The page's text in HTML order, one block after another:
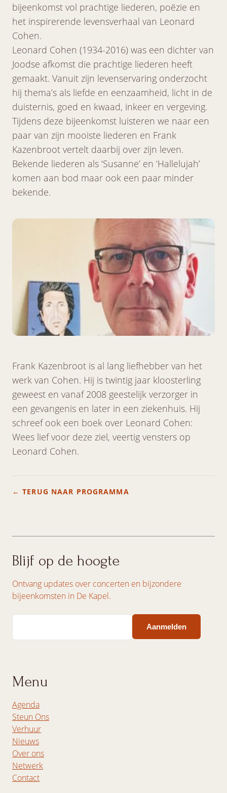
bijeenkomst vol prachtige liederen, poëzie en
het inspirerende levensverhaal van Leonard
Cohen.
Leonard Cohen (1934-2016) was een dichter van
Joodse afkomst die prachtige liederen heeft
gemaakt. Vanuit zijn levenservaring onderzocht
hij thema’s als liefde en eenzaamheid, licht in de
duisternis, goed en kwaad, inkeer en vergeving.
Tijdens deze bijeenkomst luisteren we naar een
paar van zijn mooiste liederen en Frank
Kazenbroot vertelt daarbij over zijn leven.
Bekende liederen als ‘Susanne’ en ‘Hallelujah’
komen aan bod maar ook een paar minder
bekende.
Frank Kazenbroot is al lang liefhebber van het
werk van Cohen. Hij is twintig jaar kloosterling
geweest en vanaf 2008 geestelijk verzorger in
een gevangenis en later in een ziekenhuis. Hij
schreef ook een boek over Leonard Cohen:
Wees lief voor deze ziel, veertig vensters op
Leonard Cohen.
← TERUG NAAR PROGRAMMA
Blijf op de hoogte
Ontvang updates over concerten en bijzondere
bijeenkomsten in De Kapel.
Email
Menu
Agenda
Steun Ons
Verhuur
Nieuws
Over ons
Netwerk
Contact